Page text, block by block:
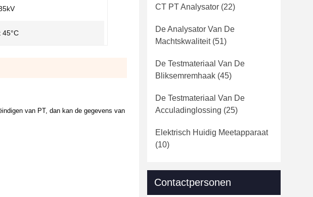
45°C
van PT, dan kan de gegevens van
CT PT Analysator (22)
De Analysator Van De
Machtskwaliteit(51)
De Testmateriaal Van De
Bliksemremhaak (45)
De Testmateriaal Van De
Acculadinglossing (25)
Elektrisch Huidig Meetapparaat
(10)
Contactpersonen